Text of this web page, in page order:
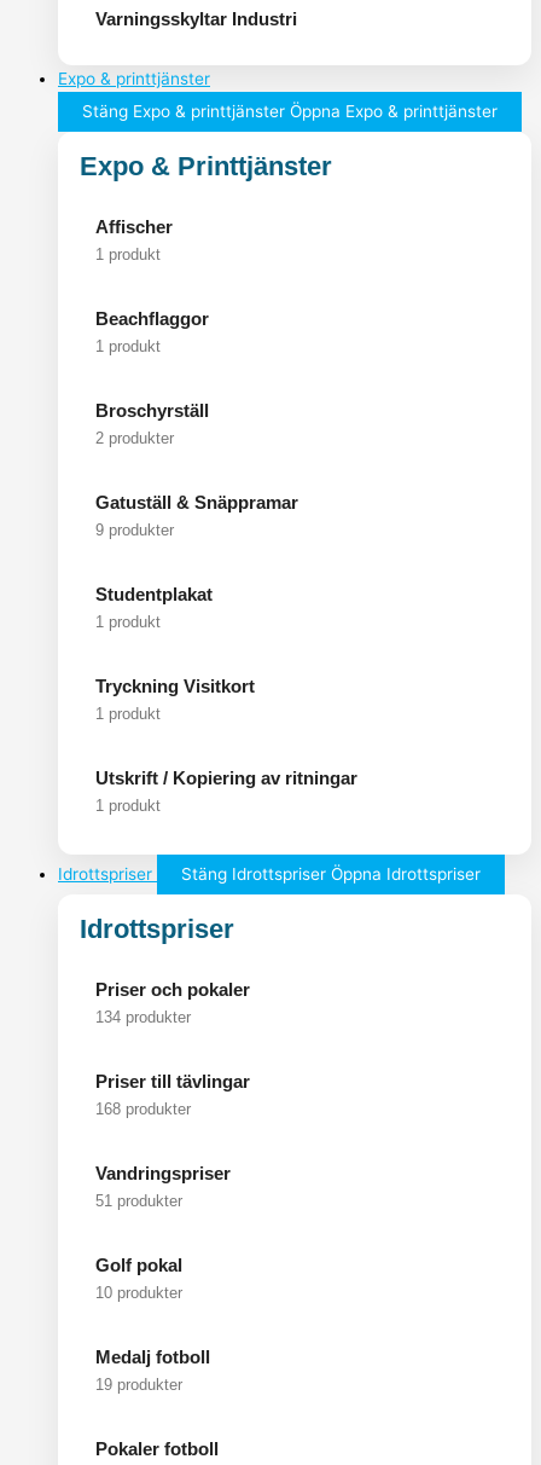
Varningsskyltar Industri
Expo & printtjänster
Stäng Expo & printtjänster Öppna Expo & printtjänster
Expo & Printtjänster
Affischer
1 produkt
Beachflaggor
1 produkt
Broschyrställ
2 produkter
Gatuställ & Snäppramar
9 produkter
Studentplakat
1 produkt
Tryckning Visitkort
1 produkt
Utskrift / Kopiering av ritningar
1 produkt
Idrottspriser Stäng Idrottspriser Öppna Idrottspriser
Idrottspriser
Priser och pokaler
134 produkter
Priser till tävlingar
168 produkter
Vandringspriser
51 produkter
Golf pokal
10 produkter
Medalj fotboll
19 produkter
Pokaler fotboll